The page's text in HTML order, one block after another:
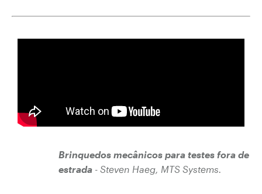
Brinquedos mecânicos para testes fora de
estrada - Steven Haeg, MTS Systems.